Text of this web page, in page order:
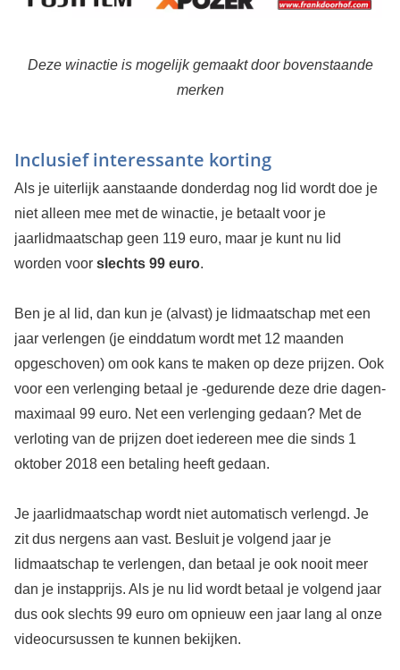
Deze winactie is mogelijk gemaakt door bovenstaande
merken
Inclusief interessante korting
Als je uiterlijk aanstaande donderdag nog lid wordt doe je
niet alleen mee met de winactie, je betaalt voor je
jaarlidmaatschap geen 119 euro, maar je kunt nu lid
worden voor slechts 99 euro.
Ben je al lid, dan kun je (alvast) je lidmaatschap met een
jaar verlengen (je einddatum wordt met 12 maanden
opgeschoven) om ook kans te maken op deze prijzen. Ook
voor een verlenging betaal je -gedurende deze drie dagen-
maximaal 99 euro. Net een verlenging gedaan? Met de
verloting van de prijzen doet iedereen mee die sinds 1
oktober 2018 een betaling heeft gedaan.
Je jaarlidmaatschap wordt niet automatisch verlengd. Je
zit dus nergens aan vast. Besluit je volgend jaar je
lidmaatschap te verlengen, dan betaal je ook nooit meer
dan je instapprijs. Als je nu lid wordt betaal je volgend jaar
dus ook slechts 99 euro om opnieuw een jaar lang al onze
videocursussen te kunnen bekijken.